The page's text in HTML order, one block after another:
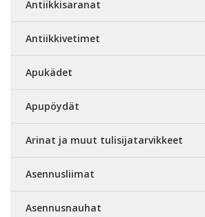
Antiikkisaranat
Antiikkivetimet
Apukädet
Apupöydät
Arinat ja muut tulisijatarvikkeet
Asennusliimat
Asennusnauhat